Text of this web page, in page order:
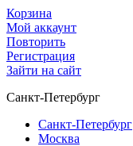
Корзина
Мой аккаунт
Повторить
Регистрация
Зайти на сайт
Санкт-Петербург
Санкт-Петербург
Москва